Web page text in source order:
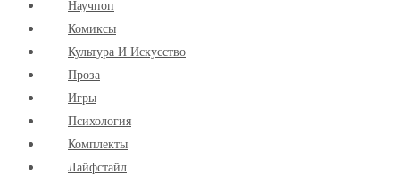
Научпоп
Комиксы
Культура И Искусство
Проза
Игры
Психология
Комплекты
Лайфстайл